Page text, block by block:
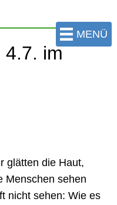
MENÜ
4.7. im
glätten die Haut,
Menschen sehen
nicht sehen: Wie es